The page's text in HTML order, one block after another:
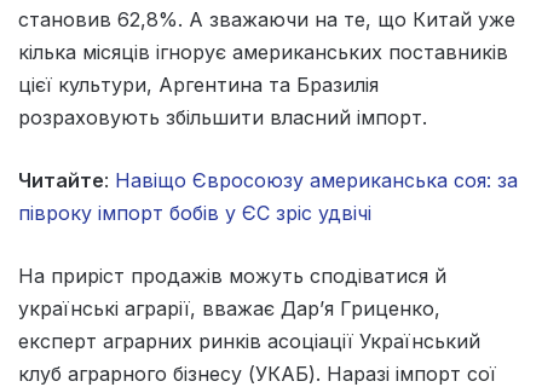
становив 62,8%. А зважаючи на те, що Китай уже
кілька місяців ігнорує американських поставників
цієї культури, Аргентина та Бразилія
розраховують збільшити власний імпорт.
Читайте: Навіщо Євросоюзу американська соя: за
півроку імпорт бобів у ЄС зріс удвічі
На приріст продажів можуть сподіватися й
українські аграрії, вважає Дар’я Гриценко,
експерт аграрних ринків асоціації Український
клуб аграрного бізнесу (УКАБ). Наразі імпорт сої